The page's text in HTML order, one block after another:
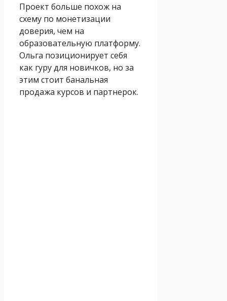
Проект больше похож на
схему по монетизации
доверия, чем на
образовательную платформу.
Ольга позиционирует себя
как гуру для новичков, но за
этим стоит банальная
продажа курсов и партнерок.